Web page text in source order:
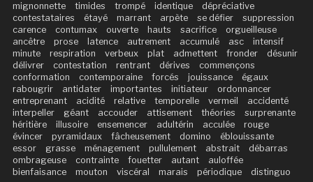
mignonnette
timides trompé identique
dépréciative
contestataires
étayé marrant arpète se défier
suppression
carence
contumax ouverte hauts sacrifice
orgueilleuse
ancêtre
prose latence autrement accumulé asc
intensif
minute
respiration verbeux plat admettent fronder
désunir
délivrer
contestation rentrant dérives
commençons
conformation
contemporaine forcés jouissance
égaux
rabougrir
antidater importantes initiateur
ordonnancer
entreprenant
acidité relative temporelle vermeil
accidenté
interpeller
géant accouder attisement théories
surprenante
héritière
illusoire ensemencer adultérin acculée
rouge
évincer
pyramidaux fâcheusement domino
éblouissante
essor
grasse ménagement pullulement abstrait
débarras
ombrageuse
contrainte fouetter autant
auloffée
bienfaisance
mouton viscéral marais périodique distinguo